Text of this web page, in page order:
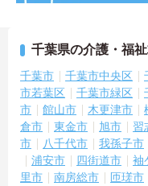
千葉県の介護・福
千葉市 千葉市中央区
市若葉区
千葉市緑区
市
館山市 木更津市
倉市
東金市 旭市 習
市
八千代市 我孫子市
浦安市
四街道市 袖
里市
南房総市 匝瑳市